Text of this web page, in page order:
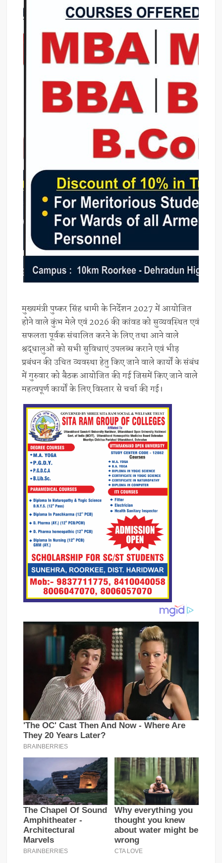
मुख्यमंत्री पुष्कर सिंह धामी के निर्देशन 2027 में आयोजित
होने वाले कुंभ मेले एवं 2026 की कांवड को सुव्यवस्थित एवं
सफलता पूर्वक संचालित करने के लिए तथा आने वाले
श्रद्धालुओं को सभी सुविधाएं उपलब्ध कराने एवं भीड़
प्रबंधन की उचित व्यवस्था हेतु किए जाने वाले कार्यों के संबंध
में गुरुवार को बैठक आयोजित की गई जिसमें किए जाने वाले
महत्वपूर्ण कार्यों के लिए विस्तार से चर्चा की गई।